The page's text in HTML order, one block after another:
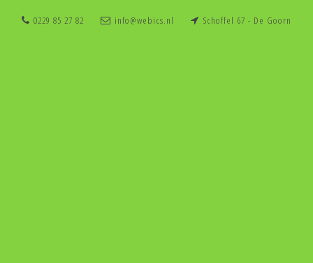
0229 85 27 82 info@webics.nl Schoffel 67 - De Goorn